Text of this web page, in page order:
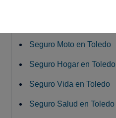
Seguro Moto en Toledo
Seguro Hogar en Toledo
Seguro Vida en Toledo
Seguro Salud en Toledo